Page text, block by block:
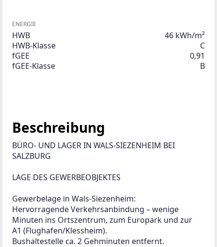
ENERGIE
HWB
46 kWh/m²
HWB-Klasse
C
fGEE
0,91
fGEE-Klasse
B
Beschreibung
BÜRO- UND LAGER IN WALS-SIEZENHEIM BEI
SALZBURG
LAGE DES GEWERBEOBJEKTES
Gewerbelage in Wals-Siezenheim:
Hervorragende Verkehrsanbindung – wenige
Minuten ins Ortszentrum, zum Europark und zur
A1 (Flughafen/Klessheim).
Bushaltestelle ca. 2 Gehminuten entfernt.